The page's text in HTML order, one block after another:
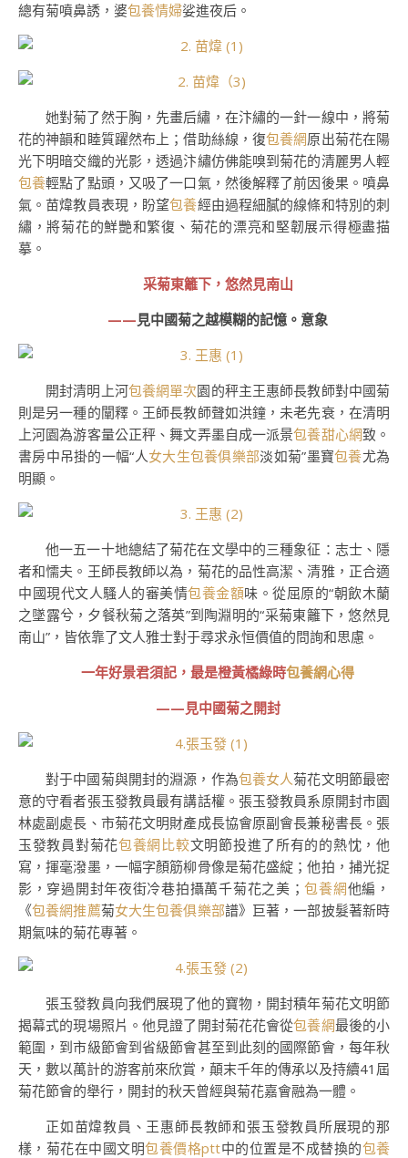
總有菊噴鼻誘，婆包養情婦娑進夜后。
她對菊了然于胸，先畫后繡，在汴繡的一針一線中，將菊
花的神韻和睦質躍然布上；借助絲線，復包養網原出菊花在陽
光下明暗交織的光影，透過汴繡仿佛能嗅到菊花的清麗男人輕
包養輕點了點頭，又吸了一口氣，然後解釋了前因後果。噴鼻
氣。苗煒教員表現，盼望包養經由過程細膩的線條和特別的刺
繡，將菊花的鮮艷和繁復、菊花的漂亮和堅韌展示得極盡描
摹。
采菊東籬下，悠然見南山
——見中國菊之越模糊的記憶。意象
開封清明上河包養網單次園的秤主王惠師長教師對中國菊
則是另一種的闡釋。王師長教師聲如洪鐘，未老先衰，在清明
上河園為游客量公正秤、舞文弄墨自成一派景包養甜心網致。
書房中吊掛的一幅“人女大生包養俱樂部淡如菊”墨寶包養尤為
明顯。
他一五一十地總結了菊花在文學中的三種象征：志士、隱
者和懦夫。王師長教師以為，菊花的品性高潔、清雅，正合適
中國現代文人騷人的審美情包養金額味。從屈原的“朝飲木蘭
之墜露兮，夕餐秋菊之落英”到陶淵明的“采菊東籬下，悠然見
南山”，皆依靠了文人雅士對于尋求永恒價值的問詢和思慮。
一年好景君須記，最是橙黃橘綠時包養網心得
——見中國菊之開封
對于中國菊與開封的淵源，作為包養女人菊花文明節最密
意的守看者張玉發教員最有講話權。張玉發教員系原開封市園
林處副處長、市菊花文明財產成長協會原副會長兼秘書長。張
玉發教員對菊花包養網比較文明節投進了所有的的熱忱，他
寫，揮毫潑墨，一幅字顏筋柳骨像是菊花盛綻；他拍，捕光捉
影，穿過開封年夜街冷巷拍攝萬千菊花之美； 包養網他編，
《包養網推薦菊女大生包養俱樂部譜》巨著，一部披髮著新時
期氣味的菊花專著。
張玉發教員向我們展現了他的寶物，開封積年菊花文明節
揭幕式的現場照片。他見證了開封菊花花會從包養網最後的小
範圍，到市級節會到省級節會甚至到此刻的國際節會，每年秋
天，數以萬計的游客前來欣賞，顛末千年的傳承以及持續41屆
菊花節會的舉行，開封的秋天曾經與菊花嘉會融為一體。
正如苗煒教員、王惠師長教師和張玉發教員所展現的那
樣，菊花在中國文明包養價格ptt中的位置是不成替換的包養